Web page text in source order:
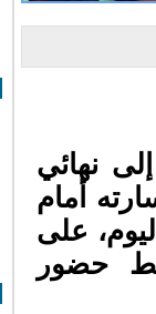
نهائي
أمام
على
حضور